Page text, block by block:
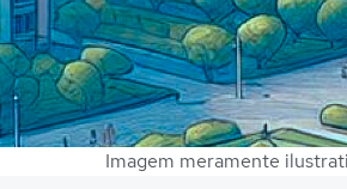
Imagem meramente